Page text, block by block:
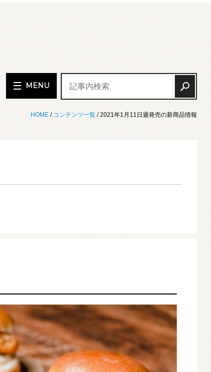
MENU
HOME / コンテンツ一覧 / 2021年1月11日週発売の新商品情報